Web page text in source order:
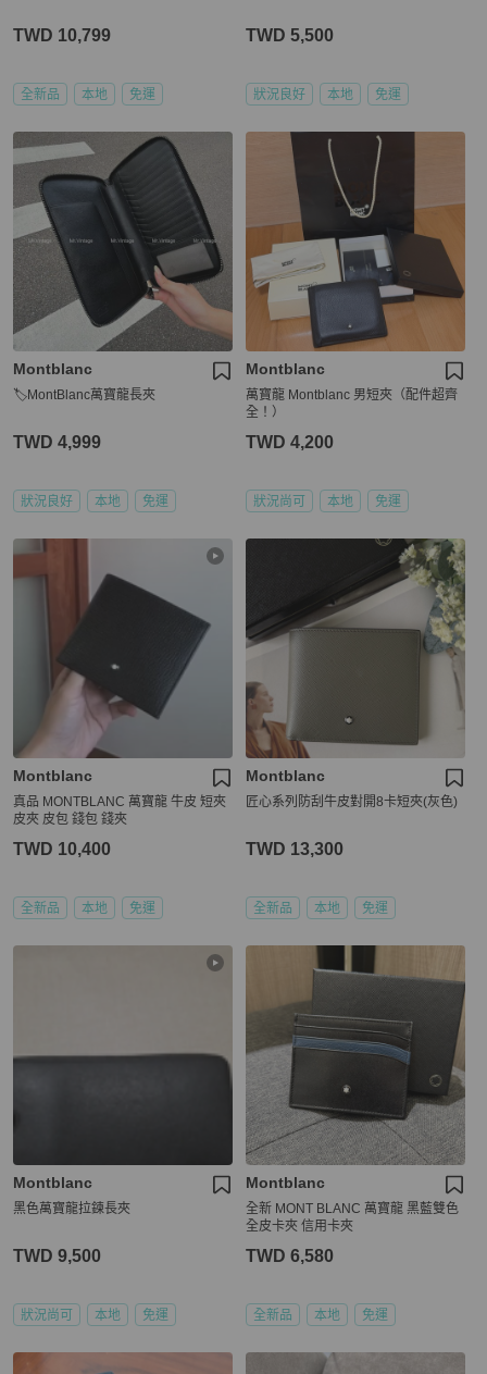
TWD 10,799
全新品 本地 免運
TWD 5,500
狀況良好 本地 免運
Montblanc
🏷MontBlanc萬寶龍長夾
TWD 4,999
狀況良好 本地 免運
Montblanc
萬寶龍 Montblanc 男短夾（配件超齊
全！）
TWD 4,200
狀況尚可 本地 免運
Montblanc
真品 MONTBLANC 萬寶龍 牛皮 短夾
皮夾 皮包 錢包 錢夾
TWD 10,400
全新品 本地 免運
Montblanc
匠心系列防刮牛皮對開8卡短夾(灰色)
TWD 13,300
全新品 本地 免運
Montblanc
黑色萬寶龍拉鍊長夾
TWD 9,500
狀況尚可 本地 免運
Montblanc
全新 MONT BLANC 萬寶龍 黑藍雙色
全皮卡夾 信用卡夾
TWD 6,580
全新品 本地 免運